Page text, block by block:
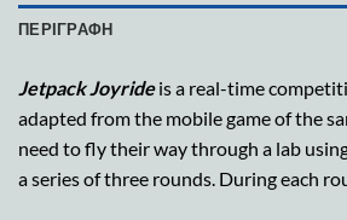
ΠΕΡΙΓΡΑΦΉ
Jetpack Joyrideis a real-time
adapted from the mobile game of the
need to fly their way through a lab
a series of three rounds. During each